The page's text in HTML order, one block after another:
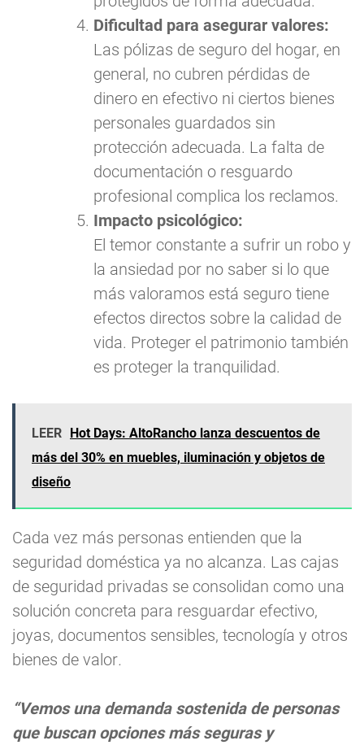
Dificultad para asegurar valores:
Las pólizas de seguro del hogar, en
general, no cubren pérdidas de
dinero en efectivo ni ciertos bienes
personales guardados sin
protección adecuada. La falta de
documentación o resguardo
profesional complica los reclamos.
Impacto psicológico:
El temor constante a sufrir un robo y
la ansiedad por no saber si lo que
más valoramos está seguro tiene
efectos directos sobre la calidad de
vida. Proteger el patrimonio también
es proteger la tranquilidad.
LEER
Hot Days: AltoRancho lanza descuentos de
más del 30% en muebles, iluminación y objetos de
diseño
Cada vez más personas entienden que la
seguridad doméstica ya no alcanza. Las cajas
de seguridad privadas se consolidan como una
solución concreta para resguardar efectivo,
joyas, documentos sensibles, tecnología y otros
bienes de valor.
“Vemos una demanda sostenida de personas
que buscan opciones más seguras y